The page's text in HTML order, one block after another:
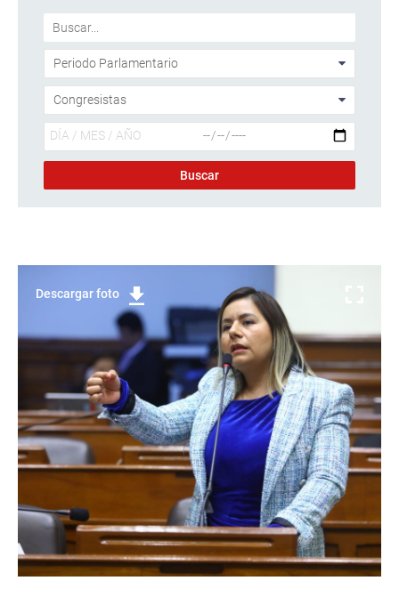
Descargar foto